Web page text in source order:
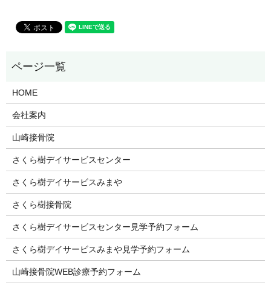
HOME
会社案内
山崎接骨院
さくら樹デイサービスセンター
さくら樹デイサービスみまや
さくら樹接骨院
さくら樹デイサービスセンター見学予約フォーム
さくら樹デイサービスみまや見学予約フォーム
山崎接骨院WEB診療予約フォーム